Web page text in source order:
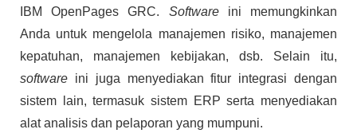
IBM OpenPages GRC. Software ini memungkinkan
Anda untuk mengelola manajemen risiko, manajemen
kepatuhan, manajemen kebijakan, dsb. Selain itu,
software ini juga menyediakan fitur integrasi dengan
sistem lain, termasuk sistem ERP serta menyediakan
alat analisis dan pelaporan yang mumpuni.